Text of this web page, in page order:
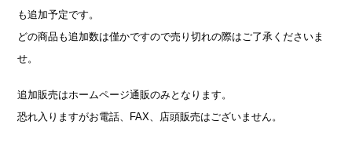
も追加予定です。
どの商品も追加数は僅かですので売り切れの際はご了承くださいま
せ。
追加販売はホームページ通販のみとなります。
恐れ入りますがお電話、FAX、店頭販売はございません。